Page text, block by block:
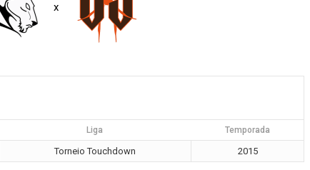
x
Liga Temporada
Torneio Touchdown 2015